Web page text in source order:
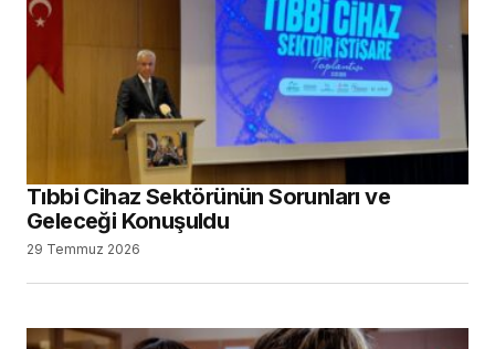
Tıbbi Cihaz Sektörünün Sorunları ve
Geleceği Konuşuldu
29 Temmuz 2026